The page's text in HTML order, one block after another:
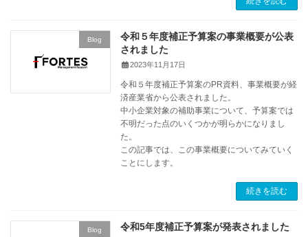
Blog
令和５年度補正予算案の事業概要が公表
されました
2023年11月17日
令和５年度補正予算案のPR資料、事業概要が経
済産業省から公表されました。
中小企業対象の補助事業について、予算案では
不明だった点のいくつかが明らかになりまし
た。
この記事では、この事業概要についてみていく
ことにします。
続きを読む
Blog 令和5年度補正予算案が発表されました